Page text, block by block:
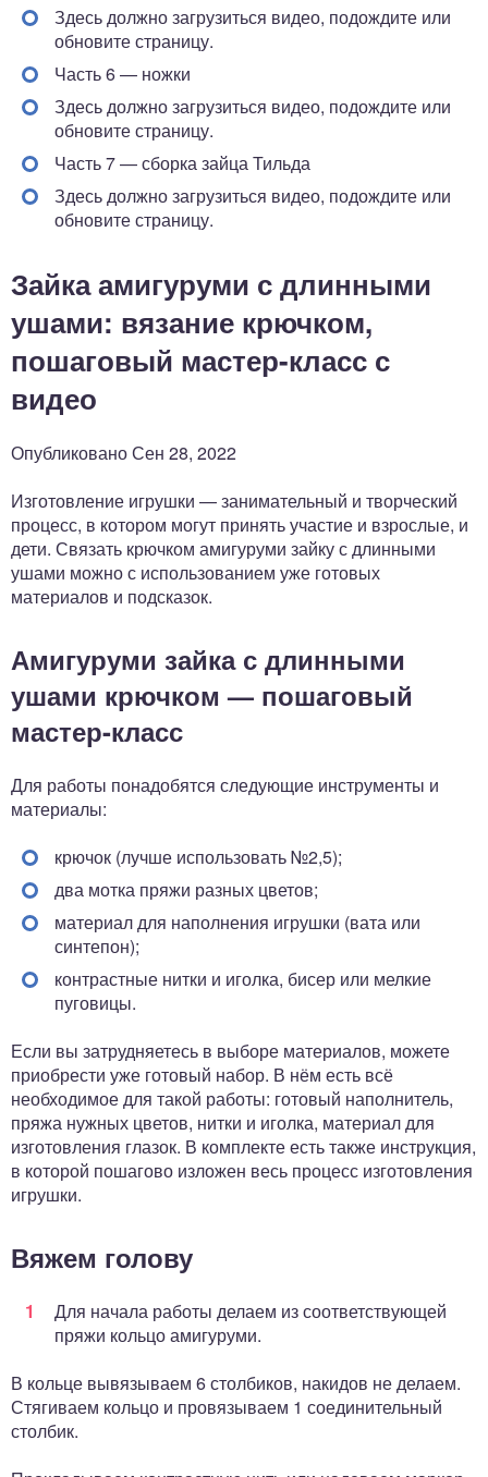
Здесь должно загрузиться видео, подождите или
обновите страницу.
Часть 6 — ножки
Здесь должно загрузиться видео, подождите или
обновите страницу.
Часть 7 — сборка зайца Тильда
Здесь должно загрузиться видео, подождите или
обновите страницу.
Зайка амигуруми с длинными
ушами: вязание крючком,
пошаговый мастер-класс с
видео
Опубликовано Сен 28, 2022
Изготовление игрушки — занимательный и творческий
процесс, в котором могут принять участие и взрослые, и
дети. Связать крючком амигуруми зайку с длинными
ушами можно с использованием уже готовых
материалов и подсказок.
Амигуруми зайка с длинными
ушами крючком — пошаговый
мастер-класс
Для работы понадобятся следующие инструменты и
материалы:
крючок (лучше использовать №2,5);
два мотка пряжи разных цветов;
материал для наполнения игрушки (вата или
синтепон);
контрастные нитки и иголка, бисер или мелкие
пуговицы.
Если вы затрудняетесь в выборе материалов, можете
приобрести уже готовый набор. В нём есть всё
необходимое для такой работы: готовый наполнитель,
пряжа нужных цветов, нитки и иголка, материал для
изготовления глазок. В комплекте есть также инструкция,
в которой пошагово изложен весь процесс изготовления
игрушки.
Вяжем голову
Для начала работы делаем из соответствующей
пряжи кольцо амигуруми.
В кольце вывязываем 6 столбиков, накидов не делаем.
Стягиваем кольцо и провязываем 1 соединительный
столбик.